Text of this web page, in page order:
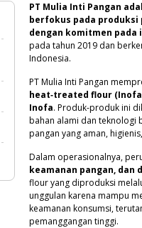
PT Mulia Inti Pangan
berfokus pada
dengan komitmen pada
pada tahun 2019 dan
Indonesia.
PT Mulia Inti Pangan
heat‑treated flour
Inofa. Produk-produk ini
bahan alami dan teknologi
pangan yang aman,
Dalam operasionalnya,
keamanan pangan, dan
flour yang diproduksi
unggulan karena mampu
keamanan konsumsi,
pemanggangan tinggi.